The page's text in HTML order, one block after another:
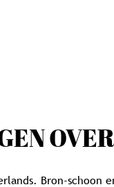
Bron-schoon